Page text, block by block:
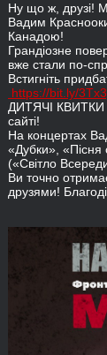
Ну що ж, друзі!
Вадим
Канадою!
Грандіозне
вже стали по-
Встигніть
https://bit.ly/
ДИТЯЧІ КВИТКИ
сайті!
На концертах
«Дубки», «Пісня
(«Світло
Ви точно
друзями!